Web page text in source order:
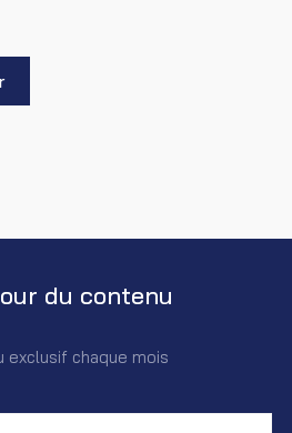
du contenu
exclusif chaque mois